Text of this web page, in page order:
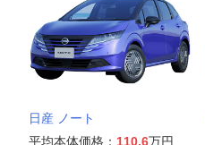
日産 ノート
平均本体価格： 110.6万円